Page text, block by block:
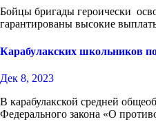
Бойцы бригады героически
гарантированы высокие
Карабулакских школьников
Дек 8, 2023
В карабулакской средней
Федерального закона «О